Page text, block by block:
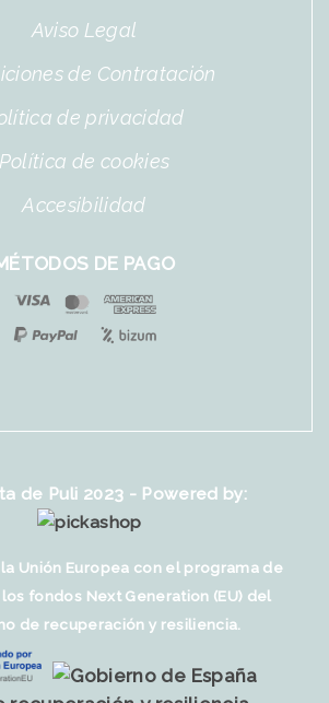
Aviso Legal
de Contratación
de privacidad
Política de cookies
Accesibilidad
DE PAGO
de Puli 2023 - Powered by:
Unión Europea con el programa de
fondos Next Generation (EU) del
de recuperación y resiliencia.